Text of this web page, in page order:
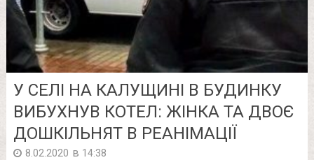
У СЕЛІ НА КАЛУЩИНІ В БУДИНКУ
ВИБУХНУВ КОТЕЛ: ЖІНКА ТА ДВОЄ
ДОШКІЛЬНЯТ В РЕАНІМАЦІЇ
8.02.2020 в 14:38